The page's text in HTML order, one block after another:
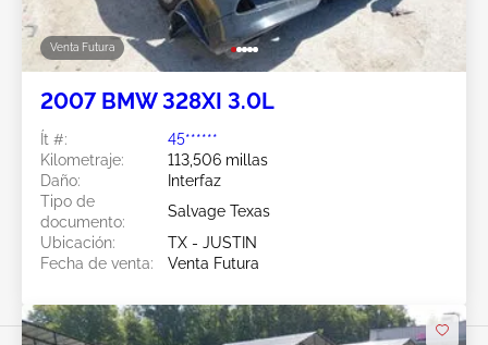
Venta Futura
2007 BMW 328XI 3.0L
Ít #:
45******
Kilometraje:
113,506 millas
Daño:
Interfaz
Tipo de
documento:
Salvage Texas
Ubicación:
TX - JUSTIN
Fecha de venta:
Venta Futura